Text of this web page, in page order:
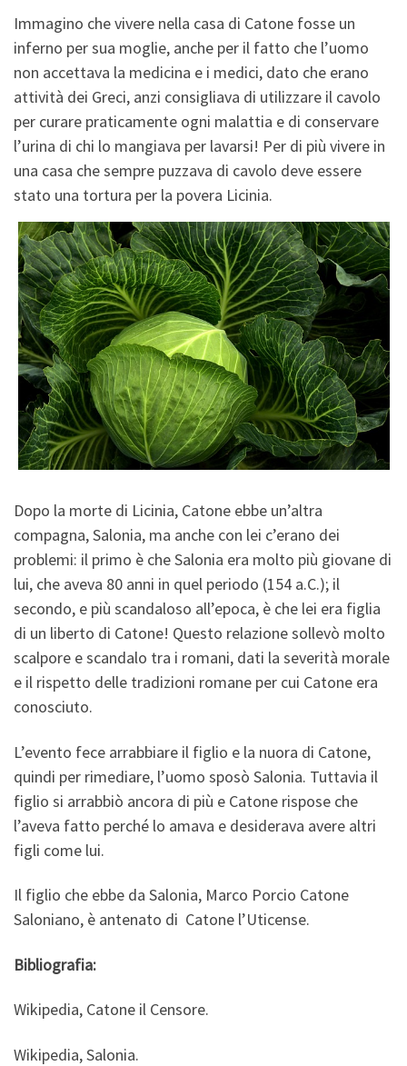
Immagino che vivere nella casa di Catone fosse un
inferno per sua moglie, anche per il fatto che l’uomo
non accettava la medicina e i medici, dato che erano
attività dei Greci, anzi consigliava di utilizzare il cavolo
per curare praticamente ogni malattia e di conservare
l’urina di chi lo mangiava per lavarsi! Per di più vivere in
una casa che sempre puzzava di cavolo deve essere
stato una tortura per la povera Licinia.
Dopo la morte di Licinia, Catone ebbe un’altra
compagna, Salonia, ma anche con lei c’erano dei
problemi: il primo è che Salonia era molto più giovane di
lui, che aveva 80 anni in quel periodo (154 a.C.); il
secondo, e più scandaloso all’epoca, è che lei era figlia
di un liberto di Catone! Questo relazione sollevò molto
scalpore e scandalo tra i romani, dati la severità morale
e il rispetto delle tradizioni romane per cui Catone era
conosciuto.
L’evento fece arrabbiare il figlio e la nuora di Catone,
quindi per rimediare, l’uomo sposò Salonia. Tuttavia il
figlio si arrabbiò ancora di più e Catone rispose che
l’aveva fatto perché lo amava e desiderava avere altri
figli come lui.
Il figlio che ebbe da Salonia, Marco Porcio Catone
Saloniano, è antenato di Catone l’Uticense.
Bibliografia:
Wikipedia, Catone il Censore.
Wikipedia, Salonia.